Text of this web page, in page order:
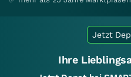
Jetzt
Ihre